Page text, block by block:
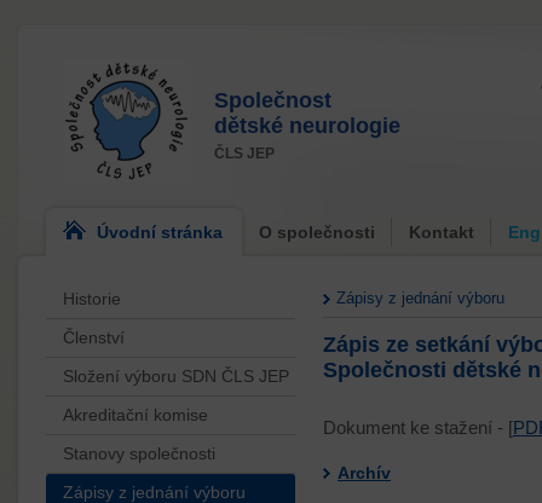
Společnost
dětské neurologie
ČLS JEP
Úvodní stránka O společnosti Kontakt
Zápisy z jednání výboru
Zápis ze setkání
Společnosti dětské
Dokument ke stažení - [
Archív
Historie
Členství
Složení výboru SDN ČLS JEP
Akreditační komise
Stanovy společnosti
Zápisy z jednání výboru